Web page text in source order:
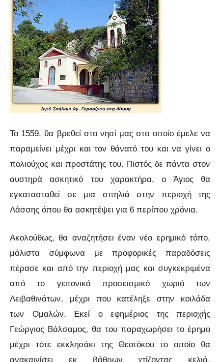
Το 1559, θα βρεθεί στο νησί μας στο οποίο έμελε να
παραμείνει μέχρι και τον θάνατό του και να γίνει ο
πολιούχος και προστάτης του. Πιστός δε πάντα στον
αυστηρά ασκητικό του χαρακτήρα, ο Άγιος θα
εγκατασταθεί σε μια σπηλιά στην περιοχή της
Λάσσης όπου θα ασκητέψει για 6 περίπου χρόνια.
Ακολούθως, θα αναζητήσει έναν νέο ερημικό τόπο,
μάλιστα σύμφωνα με προφορικές παραδόσεις
πέρασε και από την περιοχή μας και συγκεκριμένα
από το γειτονικό προσεισμικό χωριό των
Λειβαθινάτων, μέχρι που κατέληξε στην κοιλάδα
των Ομαλών. Εκεί ο εφημέριος της περιοχής
Γεώργιος Βάλσαμος, θα του παραχωρήσει το έρημο
μέχρι τότε εκκλησάκι της Θεοτόκου το οποίο θα
ανακαινίσει εκ βάθρων χτίζοντας κελιά,